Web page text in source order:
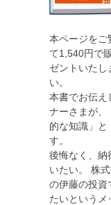
本ページをご
て1,540円で
ゼントいたし
い。
本書でお伝え
ナーさまが、
的な知識」
す。
後悔なく、納
いたい。 株
の伊藤の投資
たいというメ